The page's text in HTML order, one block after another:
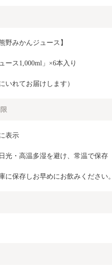
野みかんジュース】
ース1,000ml」×6本入り
いれてお届けします）
表示
光・高温多湿を避け、常温で保存
に保存しお早めにお飲みください。